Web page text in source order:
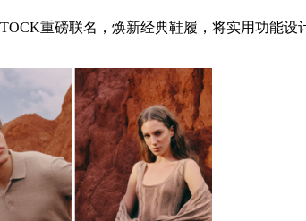
重磅联名，焕新经典鞋履，将实用功能